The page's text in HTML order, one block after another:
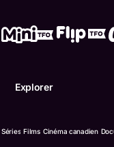
Explorer
Séries Films Cinéma canadien
Boukili
Accessibilité
Confidentialité